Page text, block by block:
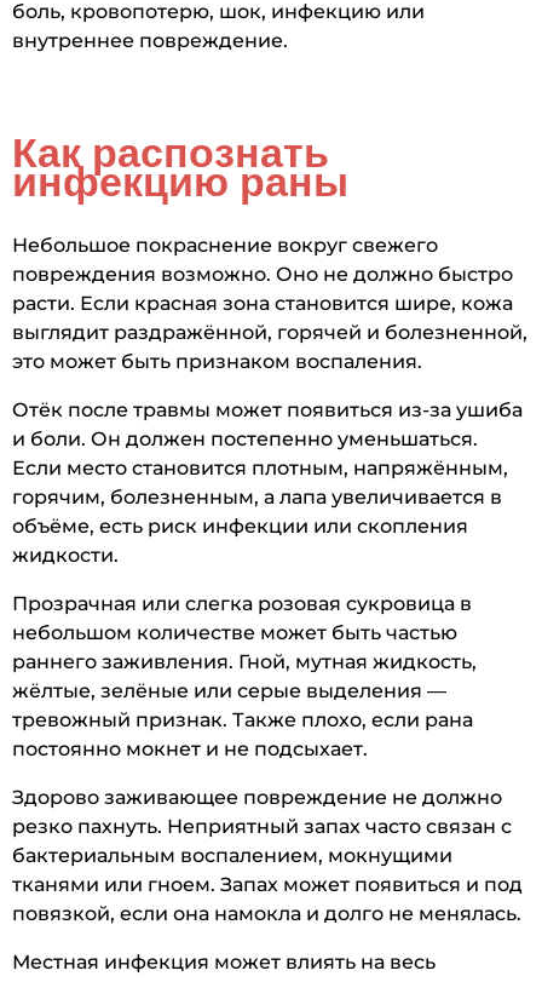
боль, кровопотерю, шок, инфекцию или
внутреннее повреждение.
Как распознать
инфекцию раны
Небольшое покраснение вокруг свежего
повреждения возможно. Оно не должно быстро
расти. Если красная зона становится шире, кожа
выглядит раздражённой, горячей и болезненной,
это может быть признаком воспаления.
Отёк после травмы может появиться из-за ушиба
и боли. Он должен постепенно уменьшаться.
Если место становится плотным, напряжённым,
горячим, болезненным, а лапа увеличивается в
объёме, есть риск инфекции или скопления
жидкости.
Прозрачная или слегка розовая сукровица в
небольшом количестве может быть частью
раннего заживления. Гной, мутная жидкость,
жёлтые, зелёные или серые выделения —
тревожный признак. Также плохо, если рана
постоянно мокнет и не подсыхает.
Здорово заживающее повреждение не должно
резко пахнуть. Неприятный запах часто связан с
бактериальным воспалением, мокнущими
тканями или гноем. Запах может появиться и под
повязкой, если она намокла и долго не менялась.
Местная инфекция может влиять на весь